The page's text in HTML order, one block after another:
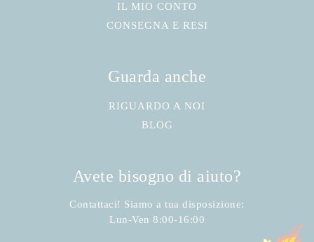
IL MIO CONTO
CONSEGNA E RESI
Guarda anche
RIGUARDO A NOI
BLOG
Avete bisogno di aiuto?
Contattaci! Siamo a tua disposizione:
Lun-Ven 8:00-16:00